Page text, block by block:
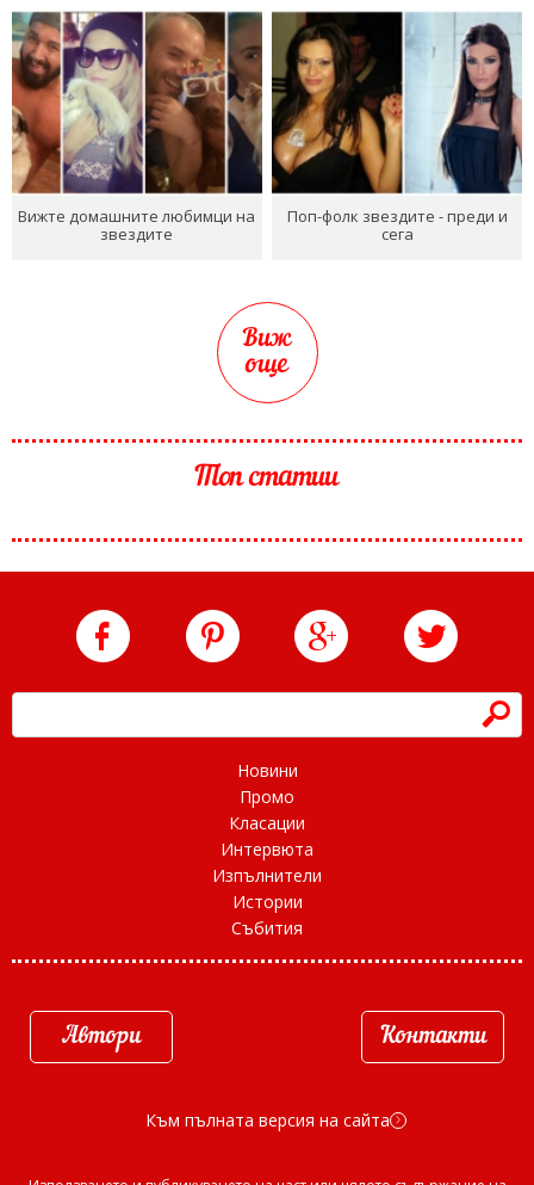
Вижте домашните любимци на
звездите
Поп-фолк звездите - преди и
сега
Виж
още
Топ статии
h
Новини
Промо
Класации
Интервюта
Изпълнители
Истории
Събития
Автори Контакти
Към пълната версия на сайта d